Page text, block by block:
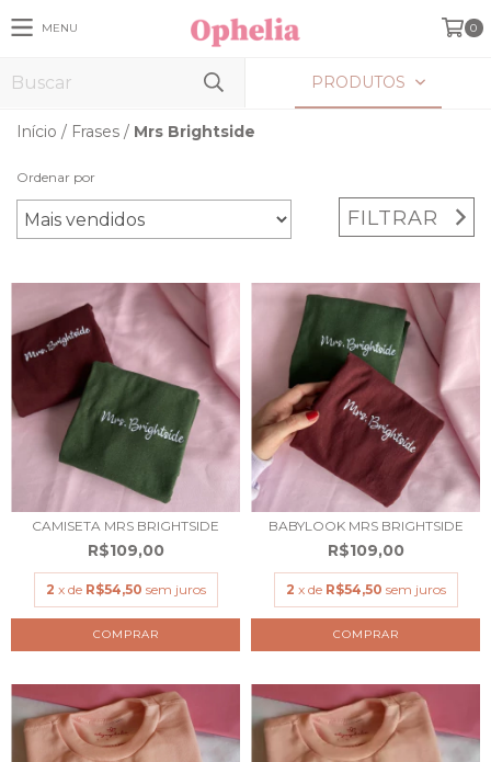
MENU 0
PRODUTOS
Início / Frases / Mrs Brightside
Ordenar por
FILTRAR
CAMISETA MRS BRIGHTSIDE
R$109,00
2 x de R$54,50 sem juros
COMPRAR
BABYLOOK MRS BRIGHTSIDE
R$109,00
2 x de R$54,50 sem juros
COMPRAR